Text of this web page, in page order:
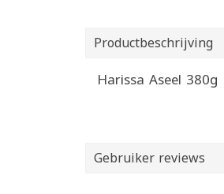
Productbeschrijving
Gebruiker reviews